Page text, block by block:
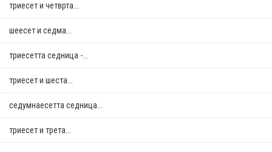
триесет и четврта...
шеесет и седма...
триесетта седница -...
триесет и шеста...
седумнаесетта седница...
триесет и трета...